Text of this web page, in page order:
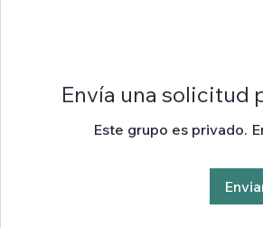
Envía una solicitud
Este grupo es privado.